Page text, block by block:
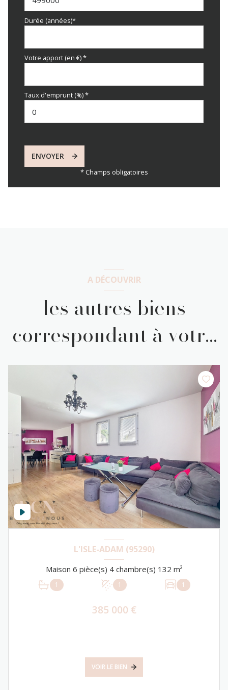
Durée (années)*
Votre apport (en €) *
Taux d'emprunt (%) *
ENVOYER
* Champs obligatoires
A DÉCOUVRIR
les autres biens
correspondant à votre
recherche
L'ISLE-ADAM (95290)
Maison 6 pièce(s) 4 chambre(s) 132 m²
1 1 1
385 000 €
VOIR LE BIEN